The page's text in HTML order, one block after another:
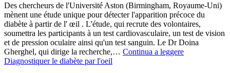
Des chercheurs de l'Université Aston (Birmingham, Royaume-Uni)
mènent une étude unique pour détecter l'apparition précoce du
diabète à partir de l' œil . L'étude, qui recrute des volontaires,
soumettra les participants à un test cardiovasculaire, un test de vision
et de pression oculaire ainsi qu'un test sanguin. Le Dr Doina
Gherghel, qui dirige la recherche,… Continua a leggere
Diagnostiquer le diabète par l'oeil